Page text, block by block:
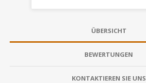
ÜBERSICHT
BEWERTUNGEN
KONTAKTIEREN SIE UNS